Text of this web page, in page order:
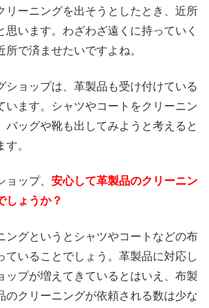
リーニングを出そうとしたとき、近所
思います。わざわざ遠くに持っていく
で済ませたいですよね。
ショップは、革製品も受け付けている
います。シャツやコートをクリーニン
バッグや靴も出してみようと考えると
。
ップ、 安心して革製品のクリーニン
しょうか？
ングというとシャツやコートなどの布
ていることでしょう。革製品に対応し
ップが増えてきているとはいえ、布製
のクリーニングが依頼される数は少な